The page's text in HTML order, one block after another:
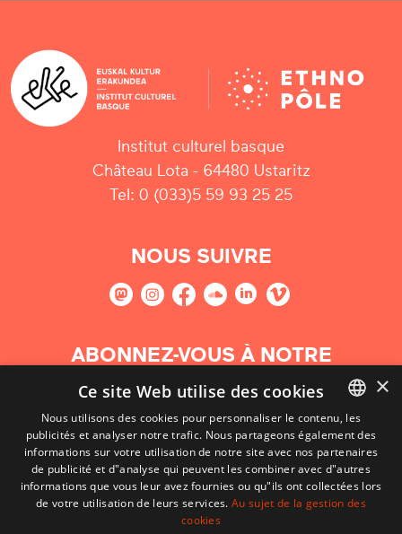
Institut culturel basque
Château Lota - 64480 Ustaritz
Tel: 0 (033)5 59 93 25 25
NOUS SUIVRE
ABONNEZ-VOUS À NOTRE
NEWSLETTER
S'abonner
BASQUE
FRENCH
×
Ce site Web utilise des cookies
Nous utilisons des cookies pour personnaliser le contenu, les
publicités et analyser notre trafic. Nous partageons également des
informations sur votre utilisation de notre site avec nos partenaires
de publicité et d"analyse qui peuvent les combiner avec d"autres
informations que vous leur avez fournies ou qu"ils ont collectées lors
de votre utilisation de leurs services.Au sujet de la gestion des
cookies